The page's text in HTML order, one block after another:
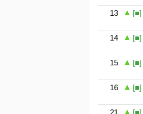
13 [■]
14 [■]
15 [■]
16 [■]
21 [■]